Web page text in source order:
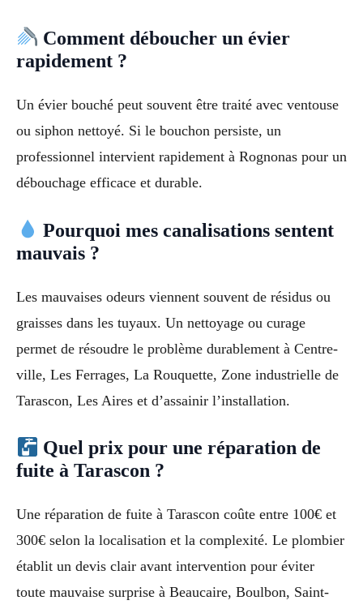
Comment déboucher un évier
rapidement ?
Un évier bouché peut souvent être traité avec ventouse
ou siphon nettoyé. Si le bouchon persiste, un
professionnel intervient rapidement à Rognonas pour un
débouchage efficace et durable.
Pourquoi mes canalisations sentent
mauvais ?
Les mauvaises odeurs viennent souvent de résidus ou
graisses dans les tuyaux. Un nettoyage ou curage
permet de résoudre le problème durablement à Centre-
ville, Les Ferrages, La Rouquette, Zone industrielle de
Tarascon, Les Aires et d’assainir l’installation.
Quel prix pour une réparation de
fuite à Tarascon ?
Une réparation de fuite à Tarascon coûte entre 100€ et
300€ selon la localisation et la complexité. Le plombier
établit un devis clair avant intervention pour éviter
toute mauvaise surprise à Beaucaire, Boulbon, Saint-